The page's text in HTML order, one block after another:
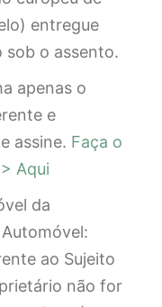
entregue
sob o assento.
apenas o
e
assine. Faça o
Aqui
da
ao Sujeito
não for